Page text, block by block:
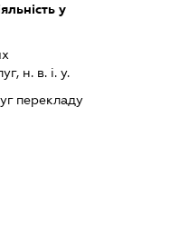
у
н. в. і. у.
перекладу